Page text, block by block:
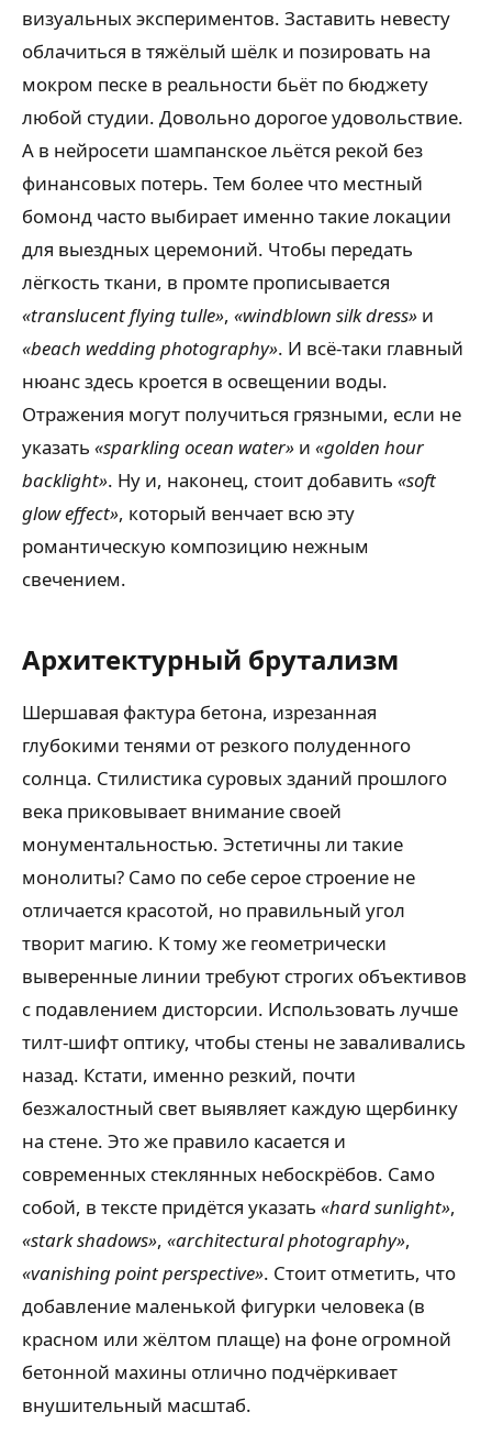
визуальных экспериментов. Заставить невесту
облачиться в тяжёлый шёлк и позировать на
мокром песке в реальности бьёт по бюджету
любой студии. Довольно дорогое удовольствие.
А в нейросети шампанское льётся рекой без
финансовых потерь. Тем более что местный
бомонд часто выбирает именно такие локации
для выездных церемоний. Чтобы передать
лёгкость ткани, в промте прописывается
«translucent flying tulle», «windblown silk dress» и
«beach wedding photography». И всё-таки главный
нюанс здесь кроется в освещении воды.
Отражения могут получиться грязными, если не
указать «sparkling ocean water» и «golden hour
backlight». Ну и, наконец, стоит добавить «soft
glow effect», который венчает всю эту
романтическую композицию нежным
свечением.
Архитектурный брутализм
Шершавая фактура бетона, изрезанная
глубокими тенями от резкого полуденного
солнца. Стилистика суровых зданий прошлого
века приковывает внимание своей
монументальностью. Эстетичны ли такие
монолиты? Само по себе серое строение не
отличается красотой, но правильный угол
творит магию. К тому же геометрически
выверенные линии требуют строгих объективов
с подавлением дисторсии. Использовать лучше
тилт-шифт оптику, чтобы стены не заваливались
назад. Кстати, именно резкий, почти
безжалостный свет выявляет каждую щербинку
на стене. Это же правило касается и
современных стеклянных небоскрёбов. Само
собой, в тексте придётся указать «hard sunlight»,
«stark shadows», «architectural photography»,
«vanishing point perspective». Стоит отметить, что
добавление маленькой фигурки человека (в
красном или жёлтом плаще) на фоне огромной
бетонной махины отлично подчёркивает
внушительный масштаб.